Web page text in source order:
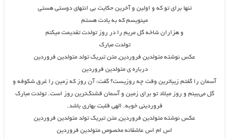
تنها برای تو که و اولین و آخرین حکایت بی انتهای دوستی هستی
مینویسم که به یادت هستم
و هزاران شاخه گل مریم را در روز تولدت تقدیمت میکنم
تولدت مبارک
عکس نوشته متولدین فروردین, متن تبریک تولد متولدین فروردین
درباره ی متولدین فروردین
آسمان را گفتم زیباترین وقت چه روزیست؟ گفت: آن روز که زمین را غرق شکوفه و
گل می‌بینم و روز میلاد تو برای زمین و آسمان قشنگ‌ترین روز است. تولدت مبارک
فروردینی خوبه. الهی قلبت بهاری باشد.
عکس نوشته متولدین فروردین, متن تبریک تولد متولدین فروردین
اس ام اس عاشقانه مخصوص متولدین فروردین